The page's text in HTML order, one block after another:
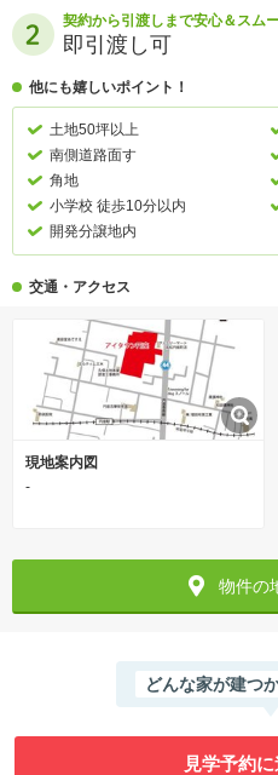
契約から引渡しまで安心＆スム
即引渡し可
他にも嬉しいポイント！
土地50坪以上
南側道路面す
角地
小学校 徒歩10分以内
開発分譲地内
交通・アクセス
現地案内図
-
物件の
どんな家が建つ
見学予約